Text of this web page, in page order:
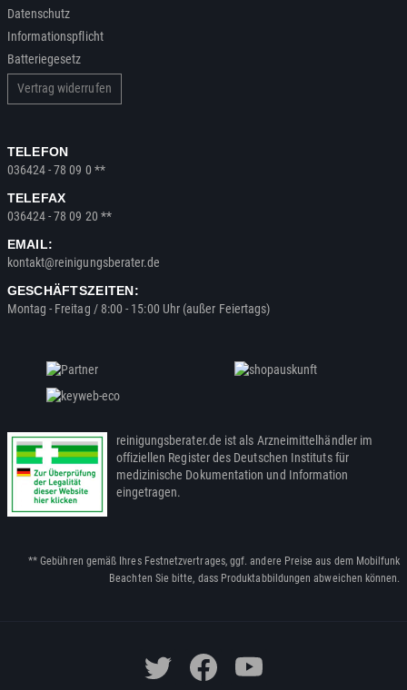
Datenschutz
Informationspflicht
Batteriegesetz
Vertrag widerrufen
TELEFON
036424 - 78 09 0 **
TELEFAX
036424 - 78 09 20 **
EMAIL:
kontakt@reinigungsberater.de
GESCHÄFTSZEITEN:
Montag - Freitag / 8:00 - 15:00 Uhr (außer Feiertags)
reinigungsberater.de ist als Arzneimittelhändler im
offiziellen Register des Deutschen Instituts für
medizinische Dokumentation und Information
eingetragen.
** Gebühren gemäß Ihres Festnetzvertrages, ggf. andere Preise aus dem Mobilfunk
Beachten Sie bitte, dass Produktabbildungen abweichen können.